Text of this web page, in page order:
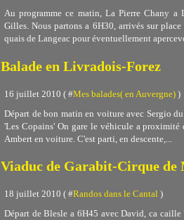
Au programme ce matin, La Pierre Chany
Gilles. Nous partons a 6H30, arrivés sur
quais de Langeac pour éventuellement
Balade en Livradois-Forez
16 juillet 2010 ( #Mes balades( en Auvergne) )
Départ de bon matin en voiture avec Sergio
'Les Copains' On gare le véhicule a
Ambert en voiture. C'est parti, en descente,...
Viaduc de Garabit-Cirque de
18 juillet 2010 ( #Randos dans le Cantal )
Départ de Blesle a 6H45 avec David, ca caille